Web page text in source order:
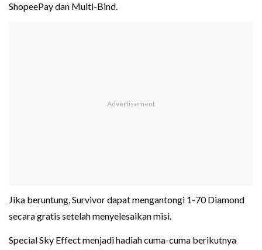
ShopeePay dan Multi-Bind.
Jika beruntung, Survivor dapat mengantongi 1-70 Diamond
secara gratis setelah menyelesaikan misi.
Special Sky Effect menjadi hadiah cuma-cuma berikutnya